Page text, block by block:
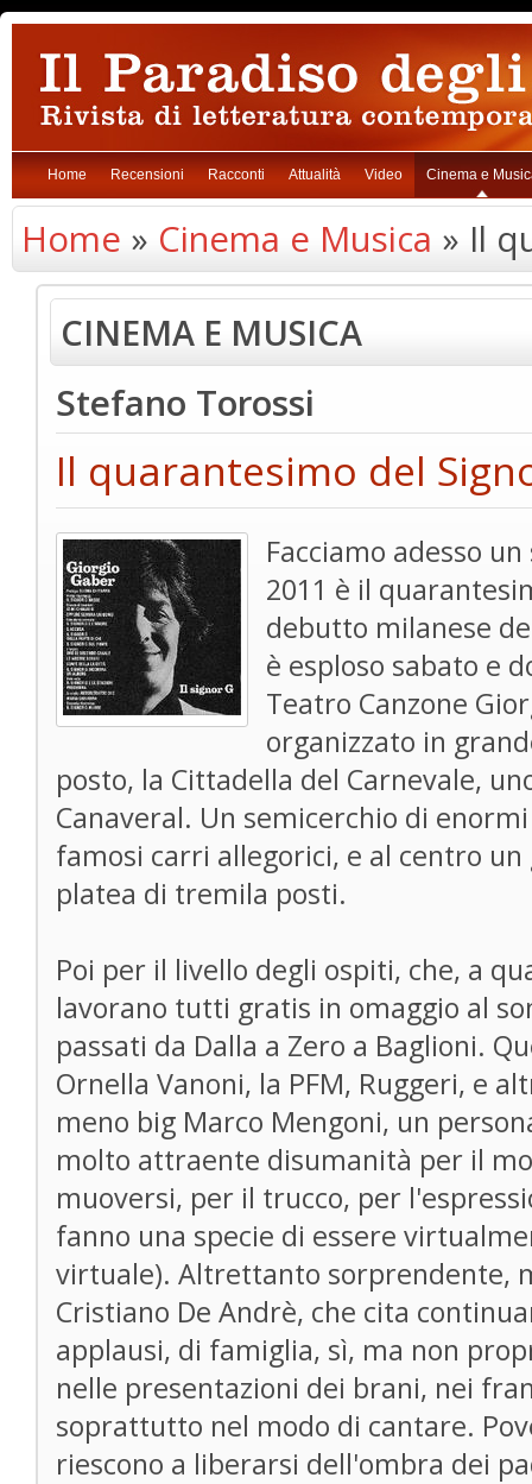
Home Recensioni Racconti Attualità Video Cinema e
Home » Cinema e Musica » Il
CINEMA E MUSICA
Stefano Torossi
Il quarantesimo del
Facciamo adesso
2011 è il
debutto milanese
è esploso sabato e
Teatro Canzone
organizzato in
posto, la Cittadella del Carnevale,
Canaveral. Un semicerchio di
famosi carri allegorici, e al centro un
platea di tremila posti.
Poi per il livello degli ospiti, che, a
lavorano tutti gratis in omaggio al
passati da Dalla a Zero a Baglioni.
Ornella Vanoni, la PFM, Ruggeri, e
meno big Marco Mengoni, un
molto attraente disumanità per il
muoversi, per il trucco, per
fanno una specie di essere
virtuale). Altrettanto sorprendente,
Cristiano De Andrè, che cita
applausi, di famiglia, sì, ma non
nelle presentazioni dei brani, nei
soprattutto nel modo di cantare.
riescono a liberarsi dell'ombra dei